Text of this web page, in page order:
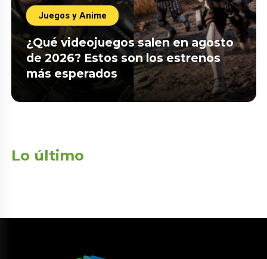
Juegos y Anime
¿Qué videojuegos salen en agosto
de 2026? Estos son los estrenos
más esperados
Lo último